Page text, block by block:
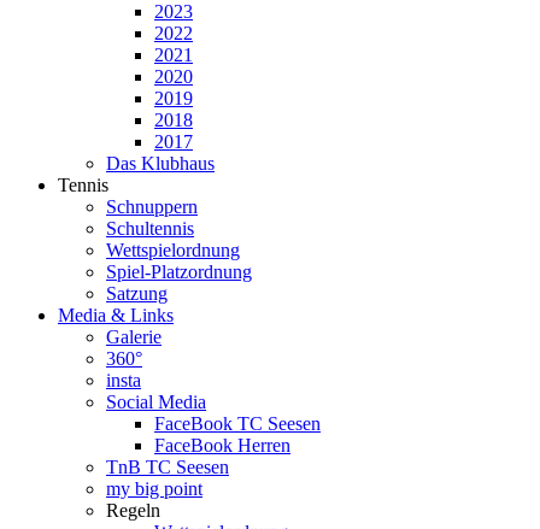
2023
2022
2021
2020
2019
2018
2017
Das Klubhaus
Tennis
Schnuppern
Schultennis
Wettspielordnung
Spiel-Platzordnung
Satzung
Media & Links
Galerie
360°
insta
Social Media
FaceBook TC Seesen
FaceBook Herren
TnB TC Seesen
my big point
Regeln